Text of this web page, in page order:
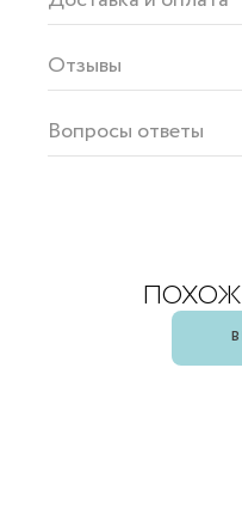
Отзывы
Вопросы ответы